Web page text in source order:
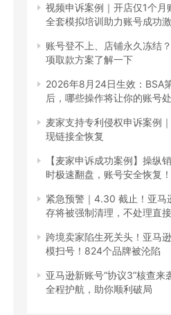
视频申诉案例｜开店仅1个月
全套模拟培训助力账号成功
账号登不上、店铺永久冻结
项取款方案了解一下
2026年8月24日生效：BSA
后，哪些操作将让你的账号
麦家支持专利侵权申诉案例
现链接全恢复
【麦家申诉成功案例】操纵
时极速翻盘，账号安全恢复！
紧急预警｜4.30 截止！亚马
存将被强制清理，不处理直
跨境卖家陷生死关头！亚马
模扫号！824个品牌被沦陷
亚马逊新账号“协议3”核查来
全程护航，助你顺利破局